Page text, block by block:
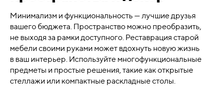
Минимализм и функциональность — лучшие друзья
вашего бюджета. Пространство можно преобразить,
не выходя за рамки доступного. Реставрация старой
мебели своими руками может вдохнуть новую жизнь
в ваш интерьер. Используйте многофункциональные
предметы и простые решения, такие как открытые
стеллажи или компактные раскладные столы.